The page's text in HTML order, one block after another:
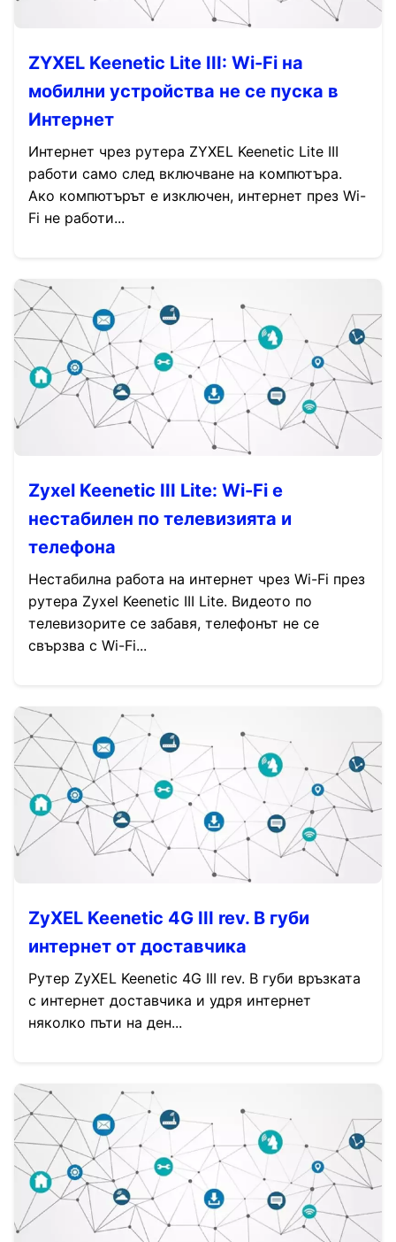
ZYXEL Keenetic Lite III: Wi-Fi на
мобилни устройства не се пуска в
Интернет
Интернет чрез рутера ZYXEL Keenetic Lite III
работи само след включване на компютъра.
Ако компютърът е изключен, интернет през Wi-
Fi не работи...
Zyxel Keenetic III Lite: Wi-Fi е
нестабилен по телевизията и
телефона
Нестабилна работа на интернет чрез Wi-Fi през
рутера Zyxel Keenetic III Lite. Видеото по
телевизорите се забавя, телефонът не се
свързва с Wi-Fi...
ZyXEL Keenetic 4G III rev. B губи
интернет от доставчика
Рутер ZyXEL Keenetic 4G III rev. B губи връзката
с интернет доставчика и удря интернет
няколко пъти на ден...